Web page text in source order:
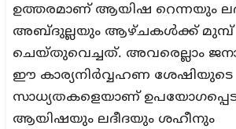
ഉത്തരമാണ് ആയിഷ റെന്നയും
അബ്ദുല്ലയും ആഴ്ചകൾക്ക് മുമ്പ്
ചെയ്തുവെച്ചത്. അവരെല്ലാം
ഈ കാര്യനിർവ്വഹണ ശേഷിയുടെ
സാധ്യതകളെയാണ്
ആയിഷയും ലദീദയും ശഹീനും